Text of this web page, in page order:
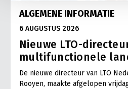
ALGEMENE INFORMATIE
6 AUGUSTUS 2026
Nieuwe LTO-
multifunctionele
De nieuwe directeur van LTO
Rooyen, maakte afgelopen